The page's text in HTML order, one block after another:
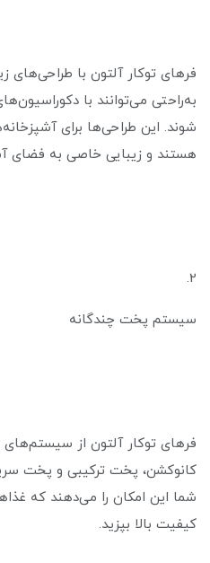
فرهای توکار آلتون با طراحی‌های
به‌راحتی می‌توانند با
شوند. این طراحی‌ها برای
هستند و زیبایی خاصی به فضای
2.
سیستم پخت چندگانه
فرهای توکار آلتون از سیستم‌های
کانوکشن، پخت ترکیبی و پخت
شما این امکان را می‌دهند که
کیفیت بالا بپزید.